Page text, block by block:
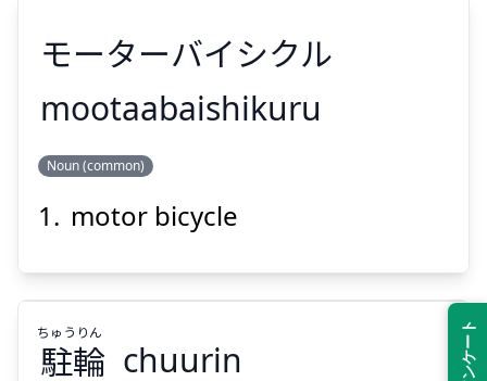
Show answer
Suspend
モーターバイシクル
モーターバイシクル
mootaabaishikuru
Noun (common)
motor bicycle
駐輪
ちゅう りん
chuurin